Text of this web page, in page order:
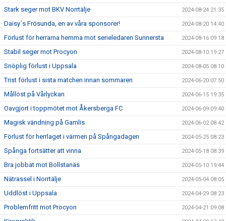
Stark seger mot BKV Norrtälje 2024-08-24 21:35
Daisy´s Frösunda, en av våra sponsorer! 2024-08-20 14:40
Förlust för herrarna hemma mot serieledaren Sunnersta 2024-08-16 09:18
Stabil seger mot Procyon 2024-08-10 19:27
Snöplig förlust i Uppsala 2024-08-05 08:10
Trist förlust i sista matchen innan sommaren 2024-06-20 07:50
Mållöst på Vårlyckan 2024-06-15 19:35
Oavgjort i toppmötet mot Åkersberga FC 2024-06-09 09:40
Magisk vändning på Gamlis 2024-06-02 08:42
Förlust för herrlaget i värmen på Spångadagen 2024-05-25 08:23
Spånga fortsätter att vinna 2024-05-18 08:39
Bra jobbat mot Bollstanäs 2024-05-10 19:44
Nätrassel i Norrtälje 2024-05-04 08:05
Uddlöst i Uppsala 2024-04-29 08:23
Problemfritt mot Procyon 2024-04-21 09:08